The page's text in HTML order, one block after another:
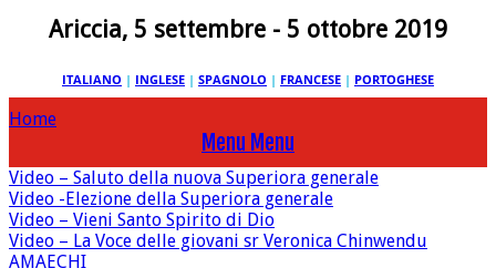
Ariccia, 5 settembre - 5 ottobre 2019
ITALIANO | INGLESE | SPAGNOLO | FRANCESE | PORTOGHESE
Home
Menu Menu
Video – Saluto della nuova Superiora generale
Video -Elezione della Superiora generale
Video – Vieni Santo Spirito di Dio
Video – La Voce delle giovani sr Veronica Chinwendu
AMAECHI